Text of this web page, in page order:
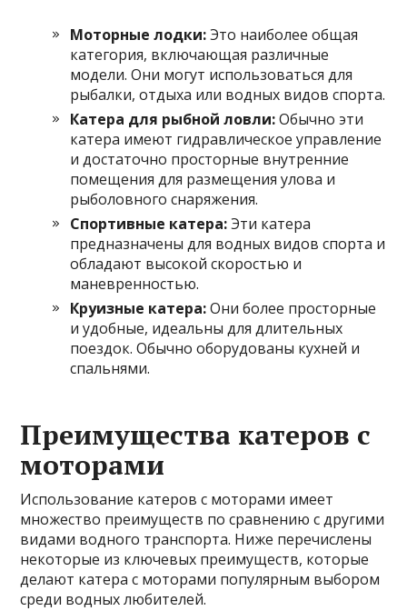
Моторные лодки:Это наиболее общая
категория, включающая различные
модели. Они могут использоваться для
рыбалки, отдыха или водных видов спорта.
Катера для рыбной ловли:Обычно эти
катера имеют гидравлическое управление
и достаточно просторные внутренние
помещения для размещения улова и
рыболовного снаряжения.
Спортивные катера:Эти катера
предназначены для водных видов спорта и
обладают высокой скоростью и
маневренностью.
Круизные катера:Они более просторные
и удобные, идеальны для длительных
поездок. Обычно оборудованы кухней и
спальнями.
Преимущества катеров с
моторами
Использование катеров с моторами имеет
множество преимуществ по сравнению с другими
видами водного транспорта. Ниже перечислены
некоторые из ключевых преимуществ, которые
делают катера с моторами популярным выбором
среди водных любителей.